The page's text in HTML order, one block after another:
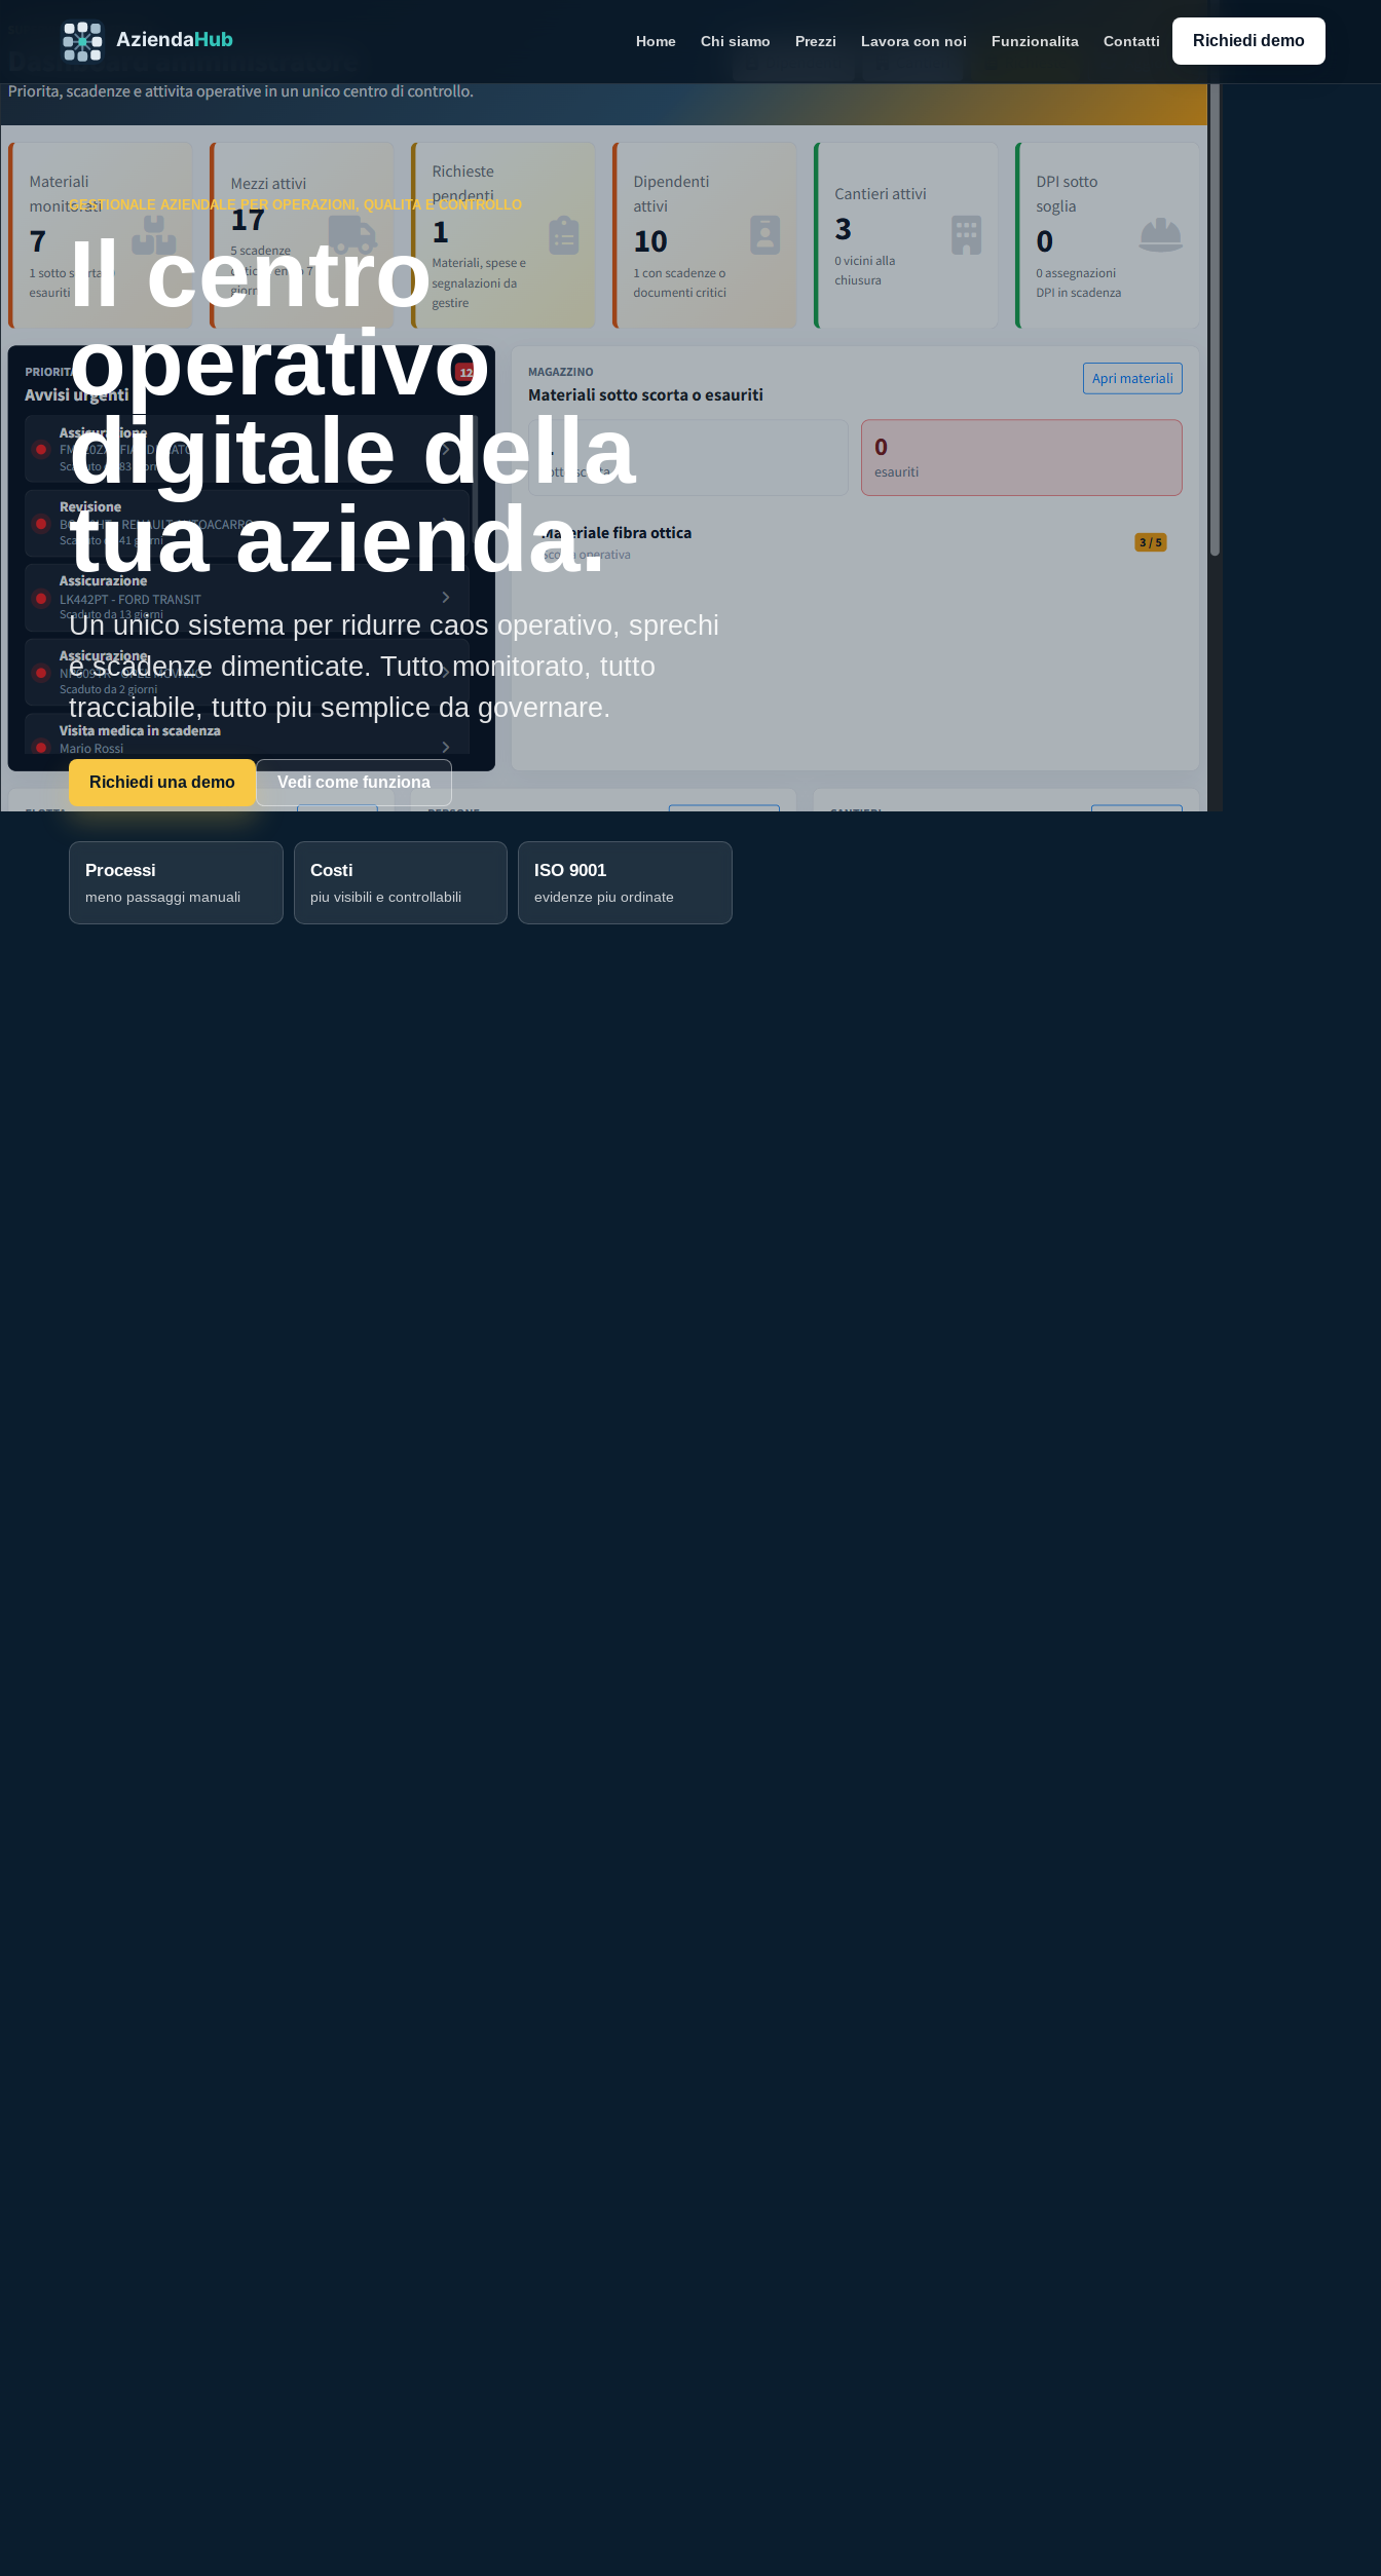
Home Chi siamo Prezzi Lavora con noi Funzionalita Contatti Richiedi demo
GESTIONALE AZIENDALE PER OPERAZIONI, QUALITA E CONTROLLO
Il centro
operativo
digitale della
tua azienda.
Un unico sistema per ridurre caos operativo, sprechi
e scadenze dimenticate. Tutto monitorato, tutto
tracciabile, tutto piu semplice da governare.
Richiedi una demo Vedi come funziona
Processi
meno passaggi manuali
Costi
piu visibili e controllabili
ISO 9001
evidenze piu ordinate